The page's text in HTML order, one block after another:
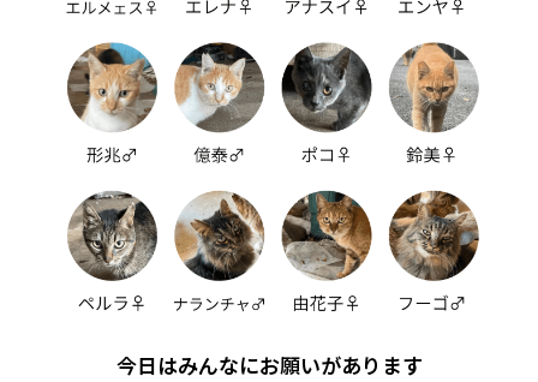
今日はみんなにお願いがあります